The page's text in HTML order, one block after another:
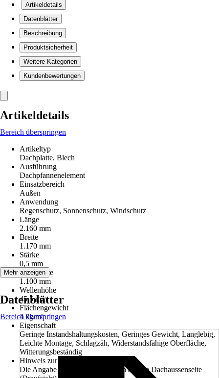
Artikeldetails
Datenblätter
Beschreibung
Produktsicherheit
Weitere Kategorien
Kundenbewertungen
Artikeldetails
Bereich überspringen
Artikeltyp
Dachplatte, Blech
Ausführung
Dachpfannenelement
Einsatzbereich
Außen
Anwendung
Regenschutz, Sonnenschutz, Windschutz
Länge
2.160 mm
Breite
1.170 mm
Stärke
0,5 mm
Deckbreite
1.100 mm
Wellenhöhe
45,5 mm
Flächengewicht
4 kg/m²
Eigenschaft
Geringe Instandshaltungskosten, Geringes Gewicht, Langlebig,
Leichte Montage, Schlagzäh, Widerstandsfähige Oberfläche,
Witterungsbeständig
Hinweis zur Farbe
Die Angabe der Farbe bezieht sich auf die Dachaussenseite
Mehr anzeigen
Datenblätter
Bereich überspringen